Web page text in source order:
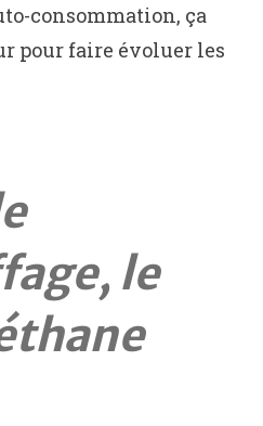
consommation, ça
pour faire évoluer les
le